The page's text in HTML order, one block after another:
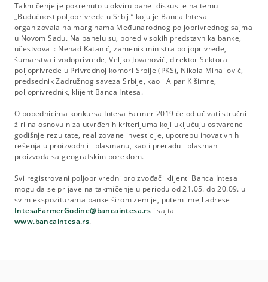
Takmičenje je pokrenuto u okviru panel diskusije na temu
„Budućnost poljoprivrede u Srbiji“ koju je Banca Intesa
organizovala na marginama Međunarodnog poljoprivrednog sajma
u Novom Sadu. Na panelu su, pored visokih predstavnika banke,
učestvovali: Nenad Katanić, zamenik ministra poljoprivrede,
šumarstva i vodoprivrede, Veljko Jovanović, direktor Sektora
poljoprivrede u Privrednoj komori Srbije (PKS), Nikola Mihailović,
predsednik Zadružnog saveza Srbije, kao i Alpar Kišimre,
poljoprivrednik, klijent Banca Intesa.
O pobednicima konkursa Intesa Farmer 2019 će odlučivati stručni
žiri na osnovu niza utvrđenih kriterijuma koji uključuju ostvarene
godišnje rezultate, realizovane investicije, upotrebu inovativnih
rešenja u proizvodnji i plasmanu, kao i preradu i plasman
proizvoda sa geografskim poreklom.
Svi registrovani poljoprivredni proizvođači klijenti Banca Intesa
mogu da se prijave na takmičenje u periodu od 21.05. do 20.09. u
svim ekspoziturama banke širom zemlje, putem imejl adrese
IntesaFarmerGodine@bancaintesa.rs i sajta
www.bancaintesa.rs.